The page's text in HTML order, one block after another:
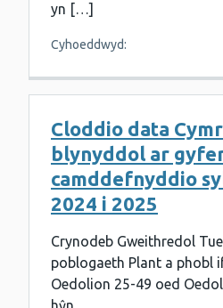
yn […]
Cyhoeddwyd:
Cloddio data
blynyddol ar
camddefnyddio
2024 i 2025
Crynodeb Gweithredol
poblogaeth Plant a phobl
Oedolion 25-49 oed